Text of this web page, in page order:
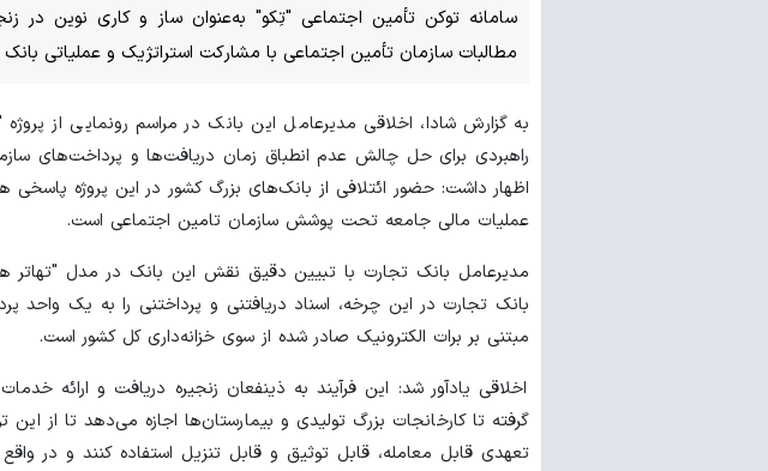
سامانه توکن تأمین اجتماعی "تِکو" به‌عنوان ساز و کاری نوین در
مطالبات سازمان تأمین اجتماعی با مشارکت استراتژیک و عملیاتی بانک
به گزارش شادا، اخلاقی مدیرعامل این بانک در مراسم رونمایی از
راهبردی برای حل چالش عدم انطباق زمان دریافت‌ها و پرداخت‌های
اظهار داشت: حضور ائتلافی از بانک‌های بزرگ کشور در این پروژه
عملیات مالی جامعه تحت پوشش سازمان تامین اجتماعی است.
مدیرعامل بانک تجارت با تبیین دقیق نقش این بانک در مدل "تهاتر
بانک تجارت در این چرخه، اسناد دریافتنی و پرداختنی را به یک واحد
مبتنی بر برات الکترونیک صادر شده از سوی خزانه‌داری کل کشور است.
اخلاقی یادآور شد: این فرآیند به ذینفعان زنجیره دریافت و ارائه
گرفته تا کارخانجات بزرگ تولیدی و بیمارستان‌ها اجازه می‌دهد تا از این
تعهدی قابل معامله، قابل توثیق و قابل تنزیل استفاده کنند و در